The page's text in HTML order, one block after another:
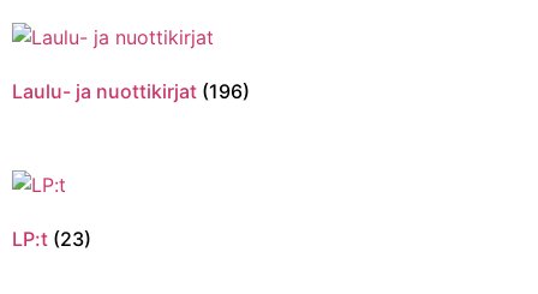
Laulu- ja nuottikirjat (196)
LP:t (23)